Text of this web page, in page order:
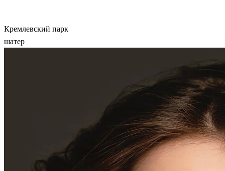
Кремлевский парк
шатер